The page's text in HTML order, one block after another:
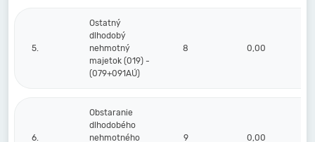
5.
Ostatný
dlhodobý
nehmotný
majetok (019) -
(079+091AÚ)
8 0,00
6.
Obstaranie
dlhodobého
nehmotného
9 0,00